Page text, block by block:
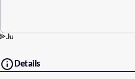
Details